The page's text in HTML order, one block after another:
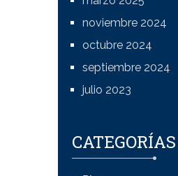
noviembre 2024
octubre 2024
septiembre 2024
julio 2023
CATEGORÍAS